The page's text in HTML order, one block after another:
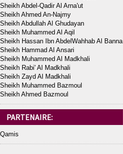
Sheikh Abdel-Qadir Al Arna'ut
Sheikh Ahmed An-Najmy
Sheikh Abdullah Al Ghudayan
Sheikh Muhammed Al Aqil
Sheikh Hassan Ibn AbdelWahhab Al Banna
Sheikh Hammad Al Ansari
Sheikh Muhammed Al Madkhali
Sheikh Rabi' Al Madkhali
Sheikh Zayd Al Madkhali
Sheikh Muhammed Bazmoul
Sheikh Ahmed Bazmoul
PARTENAIRE:
Qamis